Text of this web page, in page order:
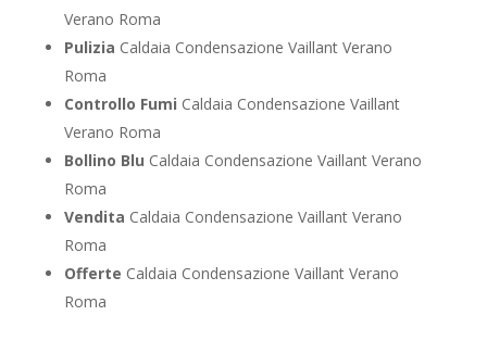
Verano Roma
Pulizia Caldaia Condensazione Vaillant Verano
Roma
Controllo Fumi Caldaia Condensazione Vaillant
Verano Roma
Bollino Blu Caldaia Condensazione Vaillant Verano
Roma
Vendita Caldaia Condensazione Vaillant Verano
Roma
Offerte Caldaia Condensazione Vaillant Verano
Roma